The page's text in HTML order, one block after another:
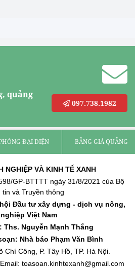
quảng
097.738.1982
ĐẠI DIỆN BẢNG GIÁ QUẢNG
NGHIỆP VÀ KINH TẾ XANH
GP-BTTTT ngày 31/8/2021 của Bộ
tin và Truyền thông
Đầu tư xây dựng - dịch vụ nông,
Việt Nam
Ths. Nguyễn Mạnh Thắng
Nhà báo Phạm Văn Bình
Chí Công, P. Tây Hồ, TP. Hà Nội.
toasoan.kinhtexanh@gmail.com